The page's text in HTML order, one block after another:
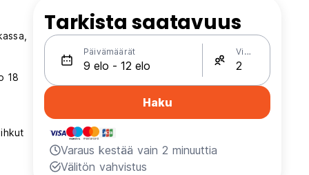
18
Tarkista saatavuus
Päivämäärät Vieraat
Haku
Varaus kestää vain 2 minuuttia
Välitön vahvistus